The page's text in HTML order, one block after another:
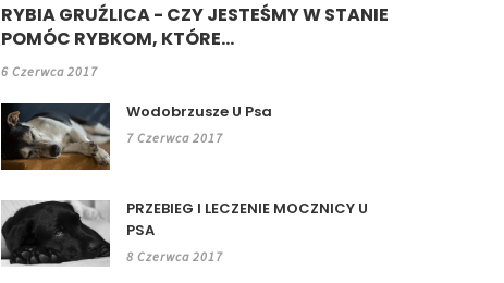
RYBIA GRUŹLICA - CZY JESTEŚMY W STANIE
POMÓC RYBKOM, KTÓRE...
6 Czerwca 2017
Wodobrzusze U Psa
7 Czerwca 2017
PRZEBIEG I LECZENIE MOCZNICY U
PSA
8 Czerwca 2017